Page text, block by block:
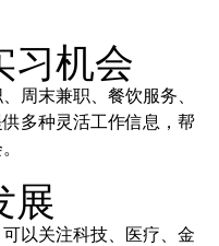
习机会
周末兼职、餐饮服务、
多种灵活工作信息，帮
展
以关注科技、医疗、金